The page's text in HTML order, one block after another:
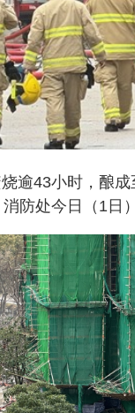
逾43小时，酿
防处今日（1日